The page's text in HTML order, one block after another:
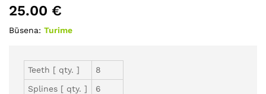
25.00 €
Būsena: Turime
Teeth [ qty. ]
8
Splines [ qty. ]
6